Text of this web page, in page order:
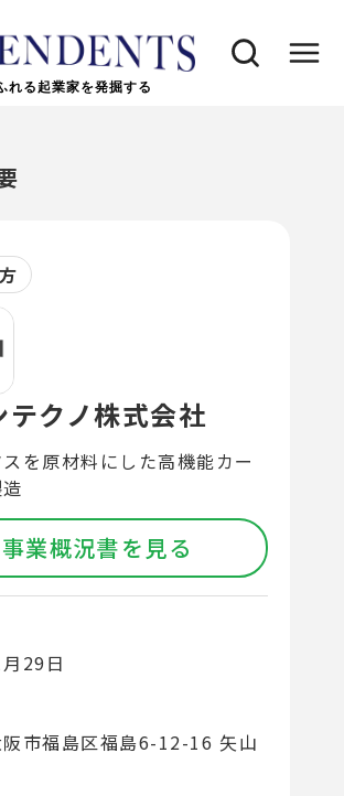
れる起業家を発掘する
テクノ株式会社
を原材料にした高機能カー
事業概況書を見る
29日
市福島区福島6-12-16 矢山